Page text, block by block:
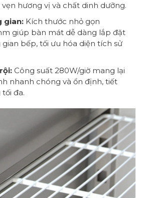
hương vị và chất dinh dưỡng.
gian:Kích thước nhỏ gọn
giúp bàn mát dễ dàng lắp đặt
bếp, tối ưu hóa diện tích sử
Công suất 280W/giờ mang lại
nhanh chóng và ổn định, tiết
đa.